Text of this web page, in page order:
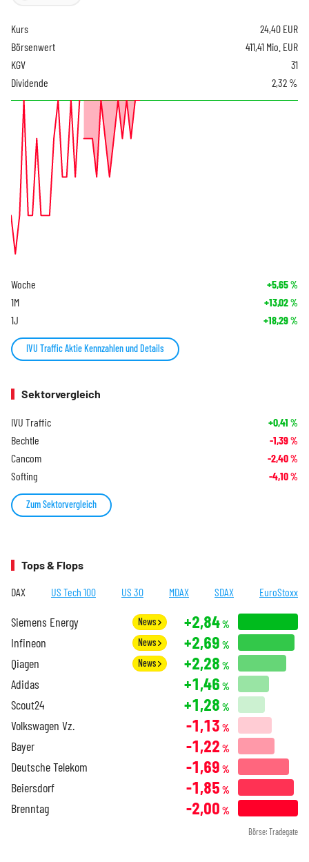
Kurs 24,40 EUR
Börsenwert
411,41 Mio. EUR
KGV
31
Dividende
2,32 %
Woche +5,65%
1M +13,02%
1J +18,29%
IVU Traffic Aktie Kennzahlen und Details
Sektorvergleich
IVU Traffic +0,41 %
Bechtle -1,39%
Cancom -2,40%
Softing -4,10%
Zum Sektorvergleich
Tops & Flops
DAX US Tech 100 US 30 MDAX SDAX EuroStoxx
Siemens Energy News +2,84%
Infineon News +2,69 %
Qiagen News +2,28 %
Adidas +1,46 %
Scout24 +1,28 %
Volkswagen Vz. -1,13 %
Bayer -1,22 %
Deutsche Telekom -1,69 %
Beiersdorf -1,85 %
Brenntag -2,00 %
Börse: Tradegate